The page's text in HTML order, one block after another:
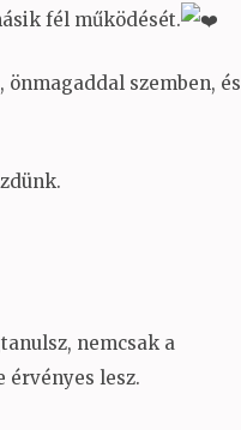
fél működését.
szemben, és
nemcsak a
érvényes lesz.